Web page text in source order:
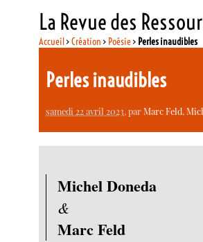
La Revue des
Accueil>Création > Poésie> Perles inaudibles
Perles inaudibles
samedi 22 avril 2023, parMarc Feld,
Michel Doneda
&
Marc Feld